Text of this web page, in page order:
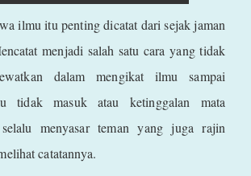
ilmu itu penting dicatat dari sejak jaman
menjadi salah satu cara yang tidak
dalam mengikat ilmu sampai
tidak masuk atau ketinggalan mata
menyasar teman yang juga rajin
catatannya.